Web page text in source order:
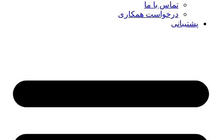
تماس با ما
درخواست همکاری
پشتیبانی